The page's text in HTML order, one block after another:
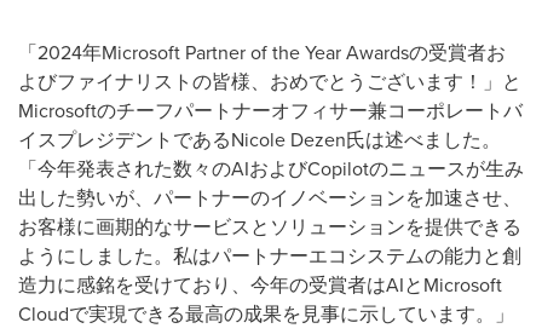
「2024年Microsoft Partner of the Year Awardsの受賞者お
よびファイナリストの皆様、おめでとうございます！」と
Microsoftのチーフパートナーオフィサー兼コーポレートバ
イスプレジデントであるNicole Dezen氏は述べました。
「今年発表された数々のAIおよびCopilotのニュースが生み
出した勢いが、パートナーのイノベーションを加速させ、
お客様に画期的なサービスとソリューションを提供できる
ようにしました。私はパートナーエコシステムの能力と創
造力に感銘を受けており、今年の受賞者はAIとMicrosoft
Cloudで実現できる最高の成果を見事に示しています。」